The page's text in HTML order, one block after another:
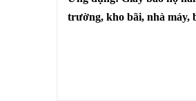
trường, kho bãi, nhà máy,
THIẾT BỊ PHÒNG
RÁC, GỜ GIẢM TỐC,